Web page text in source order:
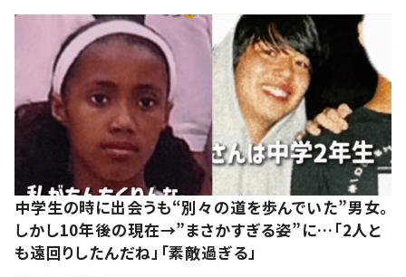
中学生の時に出会うも“別々の道を歩んでいた”男女。
しかし10年後の現在→”まさかすぎる姿”に…「2人と
も遠回りしたんだね」「素敵過ぎる」